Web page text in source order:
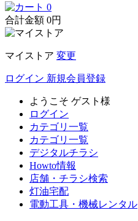
0
合計金額 0円
マイストア 変更
ログイン 新規会員登録
ようこそ ゲスト様
ログイン
カテゴリ一覧
カテゴリ一覧
デジタルチラシ
Howto情報
店舗・チラシ検索
灯油宅配
電動工具・機械レンタル